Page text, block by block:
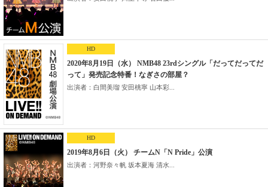
HD
2020年8月19日（水） NMB48 23rdシングル「だってだってだ
って」発売記念特番！なぎさの部屋？
出演者：白間美瑠 安田桃寧 山本彩...
HD
2019年8月6日（火） チームN「N Pride」公演
出演者：河野奈々帆 坂本夏海 清水...